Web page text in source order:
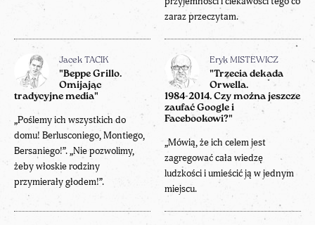
zaraz przeczytam.
Jacek TACIK
"Beppe Grillo.
Omijając
tradycyjne media"
„Poślemy ich wszystkich do
domu! Berlusconiego, Montiego,
Bersaniego!”. „Nie pozwolimy,
żeby włoskie rodziny
przymierały głodem!”.
Eryk MISTEWICZ
"Trzecia dekada
Orwella.
1984-2014. Czy można jeszcze
zaufać Google i
Facebookowi?"
„Mówią, że ich celem jest
zagregować cała wiedzę
ludzkości i umieścić ją w jednym
miejscu.